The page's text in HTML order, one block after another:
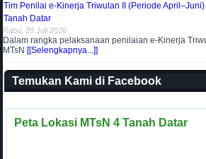
Tim Penilai e-Kinerja Triwulan II (Periode
Tanah Datar
Rabu, 29 Juli 2026
Dalam rangka pelaksanaan penilaian e-Kinerja
MTsN [[Selengkapnya...]]
Temukan Kami di Facebook
Peta Lokasi MTsN 4 Tanah Datar